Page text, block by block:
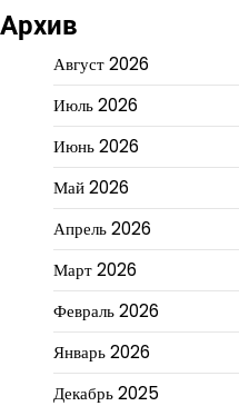
Архив
Август 2026
Июль 2026
Июнь 2026
Май 2026
Апрель 2026
Март 2026
Февраль 2026
Январь 2026
Декабрь 2025